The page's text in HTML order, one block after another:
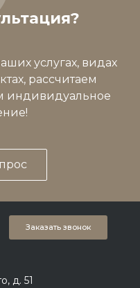
услугах, видах
рассчитаем
индивидуальное
Заказать звонок
д. 51